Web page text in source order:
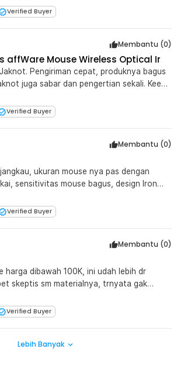
Verified Buyer
Membantu (0)
affWare Mouse Wireless Optical Ir
Pengiriman cepat, produknya bagus
juga sabar dan pengertian sekali. Keep
Verified Buyer
Membantu (0)
ukuran mouse nya pas dengan
sensitivitas mouse bagus, design Iron
awet terus. Recommended buat para
Verified Buyer
Membantu (0)
harga dibawah 100K, ini udah lebih dr
tebal, dan dibalut sm material
"Handly" dan nyaman. Untuk detail
nya sendiri gak ngecewain, rapih dan presisi.
Verified Buyer
Lebih Banyak